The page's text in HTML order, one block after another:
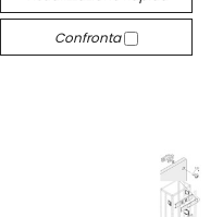
Confronta